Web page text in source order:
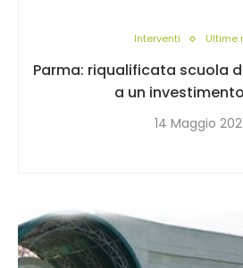
Interventi Ultime
Parma: riqualificata scuola
a un investimento
14 Maggio